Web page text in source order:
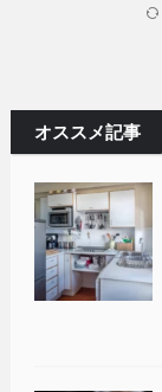
オススメ記事